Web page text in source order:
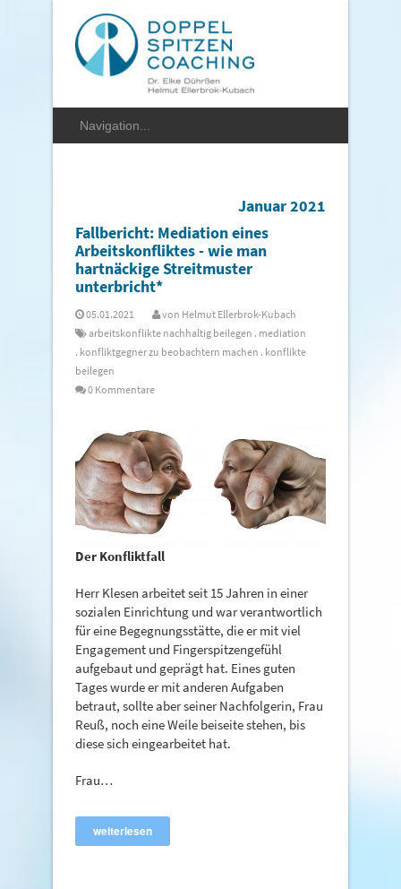
Januar 2021
Fallbericht: Mediation eines
Arbeitskonfliktes - wie man
hartnäckige Streitmuster
unterbricht*
05.01.2021 von Helmut Ellerbrok-Kubach
arbeitskonflikte nachhaltig beilegen . mediation
. konfliktgegner zu beobachtern machen . konflikte
beilegen
0 Kommentare
Der Konfliktfall
Herr Klesen arbeitet seit 15 Jahren in einer
sozialen Einrichtung und war verantwortlich
für eine Begegnungsstätte, die er mit viel
Engagement und Fingerspitzengefühl
aufgebaut und geprägt hat. Eines guten
Tages wurde er mit anderen Aufgaben
betraut, sollte aber seiner Nachfolgerin, Frau
Reuß, noch eine Weile beiseite stehen, bis
diese sich eingearbeitet hat.
Frau…
weiterlesen